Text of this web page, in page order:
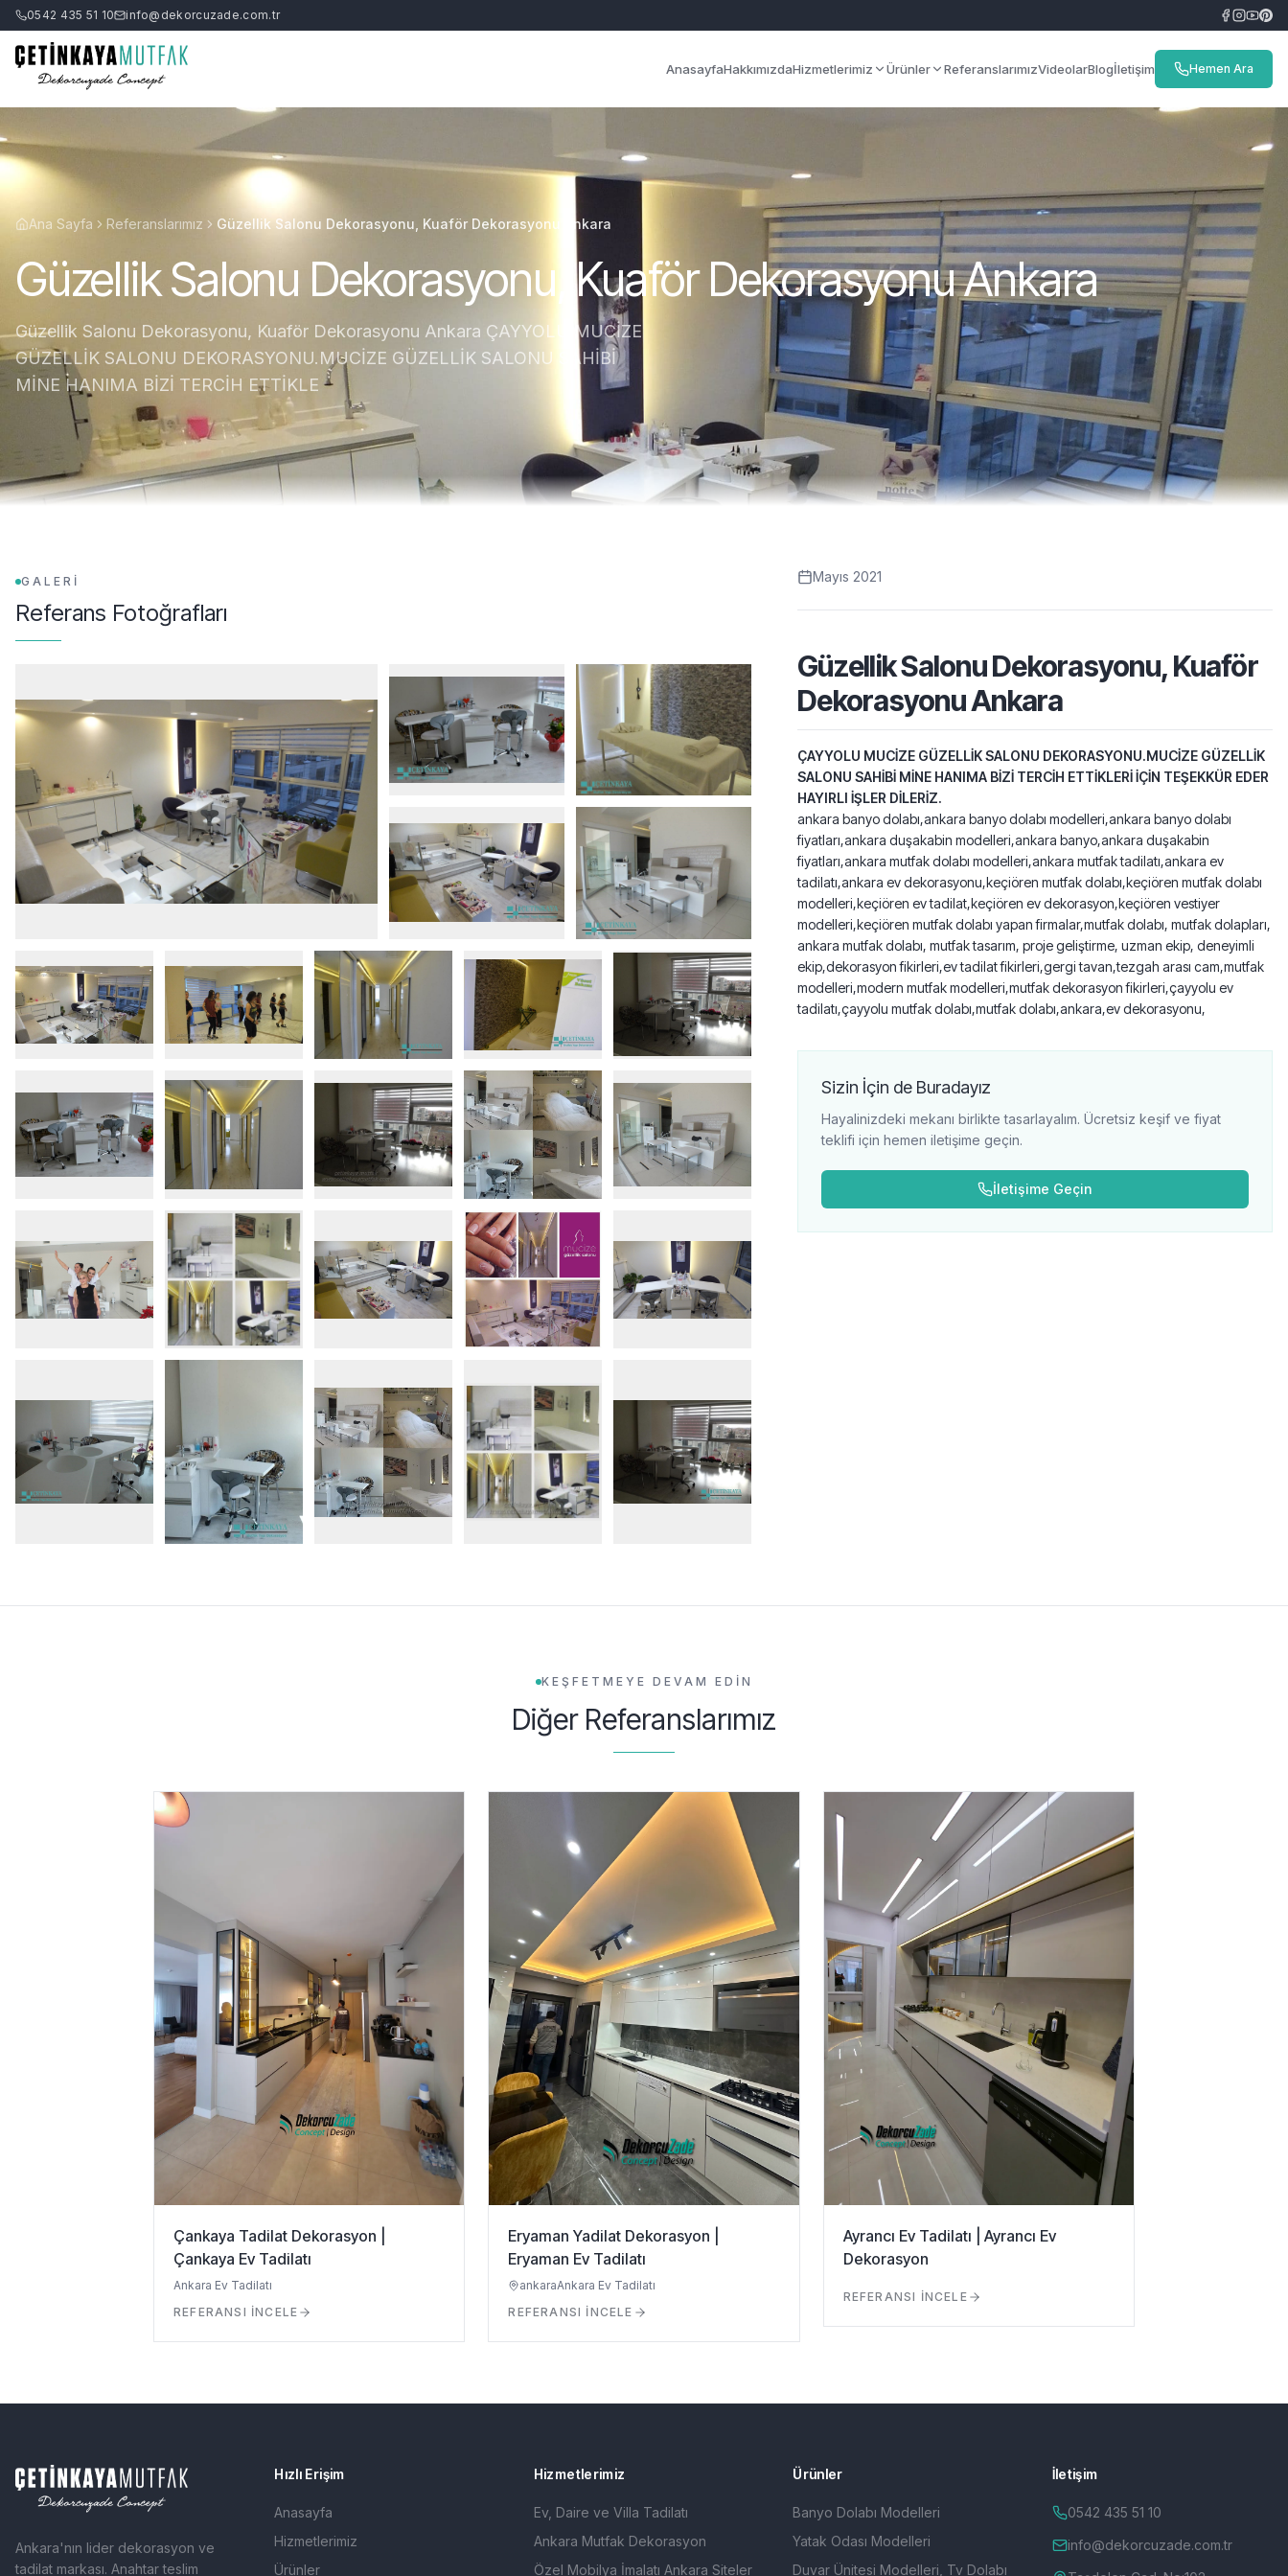
0542 435 51 10 info@dekorcuzade.com.tr
AnasayfaHakkımızdaHizmetlerimiz Ürünler ReferanslarımızVideolarBlogİletişim Hemen Ara
Ana Sayfa Referanslarımız Güzellik Salonu Dekorasyonu, Kuaför Dekorasyonu Ankara
Güzellik Salonu Dekorasyonu, Kuaför Dekorasyonu Ankara
Güzellik Salonu Dekorasyonu, Kuaför Dekorasyonu Ankara ÇAYYOLU MUCİZE
GÜZELLİK SALONU DEKORASYONU.MUCİZE GÜZELLİK SALONU SAHİBİ
MİNE HANIMA BİZİ TERCİH ETTİKLE
GALERİ
Referans Fotoğrafları
Mayıs 2021
Güzellik Salonu Dekorasyonu, Kuaför
Dekorasyonu Ankara
ÇAYYOLU MUCİZE GÜZELLİK SALONU DEKORASYONU.MUCİZE GÜZELLİK
SALONU SAHİBİ MİNE HANIMA BİZİ TERCİH ETTİKLERİ İÇİN TEŞEKKÜR EDER
HAYIRLI İŞLER DİLERİZ.
ankara banyo dolabı,ankara banyo dolabı modelleri,ankara banyo dolabı
fiyatları,ankara duşakabin modelleri,ankara banyo,ankara duşakabin
fiyatları,ankara mutfak dolabı modelleri,ankara mutfak tadilatı,ankara ev
tadilatı,ankara ev dekorasyonu,keçiören mutfak dolabı,keçiören mutfak dolabı
modelleri,keçiören ev tadilat,keçiören ev dekorasyon,keçiören vestiyer
modelleri,keçiören mutfak dolabı yapan firmalar,mutfak dolabı, mutfak dolapları,
ankara mutfak dolabı, mutfak tasarım, proje geliştirme, uzman ekip, deneyimli
ekip,dekorasyon fikirleri,ev tadilat fikirleri,gergi tavan,tezgah arası cam,mutfak
modelleri,modern mutfak modelleri,mutfak dekorasyon fikirleri,çayyolu ev
tadilatı,çayyolu mutfak dolabı,mutfak dolabı,ankara,ev dekorasyonu,
Sizin İçin de Buradayız
Hayalinizdeki mekanı birlikte tasarlayalım. Ücretsiz keşif ve fiyat
teklifi için hemen iletişime geçin.
İletişime Geçin
KEŞFETMEYE DEVAM EDİN
Diğer Referanslarımız
Çankaya Tadilat Dekorasyon |
Çankaya Ev Tadilatı
Ankara Ev Tadilatı
REFERANSI İNCELE
Eryaman Yadilat Dekorasyon |
Eryaman Ev Tadilatı
ankaraAnkara Ev Tadilatı
REFERANSI İNCELE
Ayrancı Ev Tadilatı | Ayrancı Ev
Dekorasyon
REFERANSI İNCELE
Ankara'nın lider dekorasyon ve
tadilat markası. Anahtar teslim
Hızlı Erişim
Anasayfa
Hizmetlerimiz
Ürünler
Hizmetlerimiz
Ev, Daire ve Villa Tadilatı
Ankara Mutfak Dekorasyon
Özel Mobilya İmalatı Ankara Siteler
Ürünler
Banyo Dolabı Modelleri
Yatak Odası Modelleri
Duvar Ünitesi Modelleri, Tv Dolabı
İletişim
0542 435 51 10
info@dekorcuzade.com.tr